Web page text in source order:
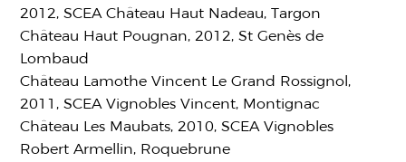
2012, SCEA Château Haut Nadeau, Targon
Château Haut Pougnan, 2012, St Genès de
Lombaud
Château Lamothe Vincent Le Grand Rossignol,
2011, SCEA Vignobles Vincent, Montignac
Château Les Maubats, 2010, SCEA Vignobles
Robert Armellin, Roquebrune